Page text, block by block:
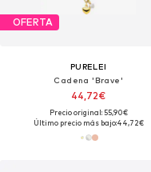
OFERTA
PURELEI
Cadena 'Brave'
44,72€
Precio original: 55,90€
Último precio más bajo:44,72€